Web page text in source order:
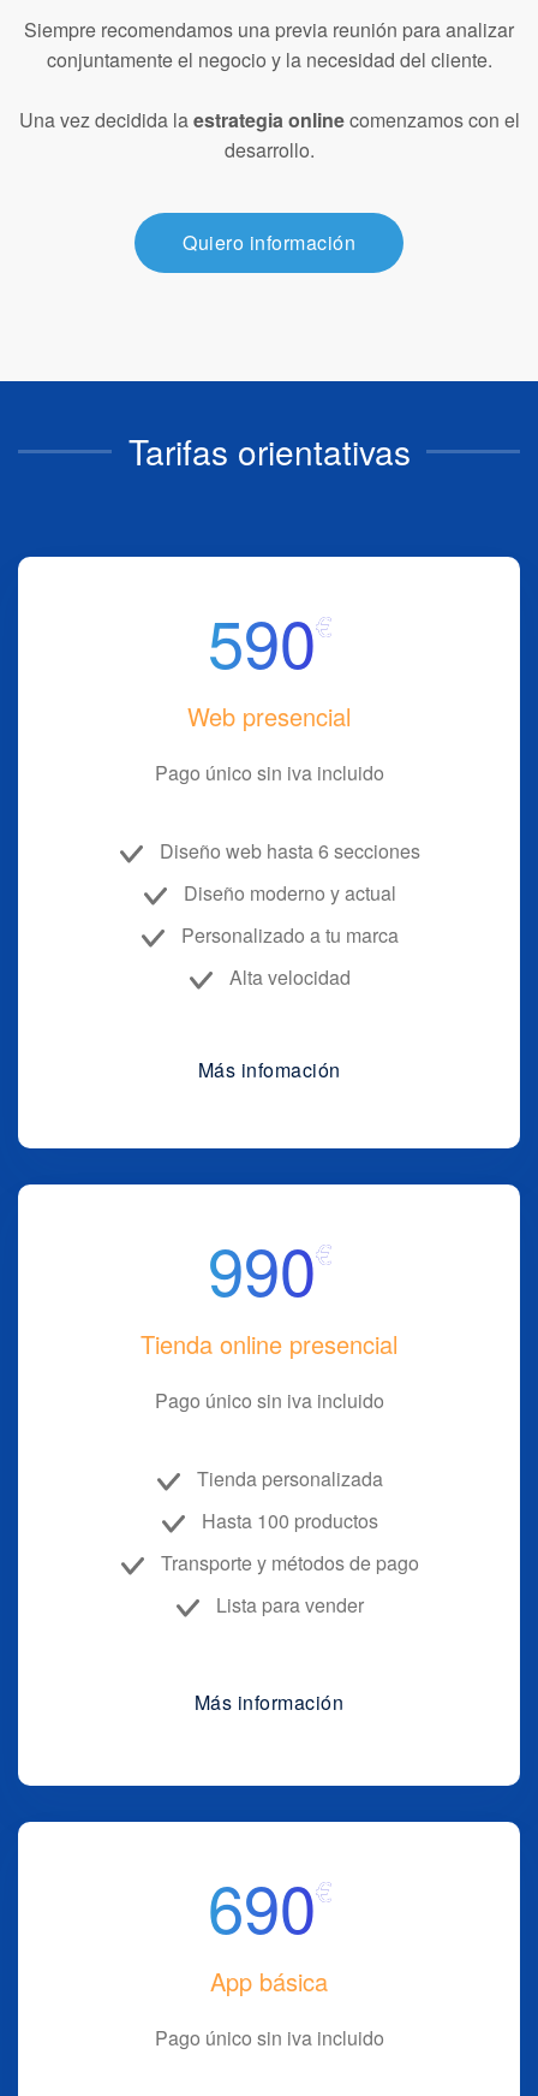
Siempre recomendamos una previa reunión para analizar
conjuntamente el negocio y la necesidad del cliente.
Una vez decidida laestrategia onlinecomenzamos con el
desarrollo.
Quiero información
Tarifas orientativas
590€
Web presencial
Pago único sin iva incluido
Diseño web hasta 6 secciones
Diseño moderno y actual
Personalizado a tu marca
Alta velocidad
Más infomación
990€
Tienda online presencial
Pago único sin iva incluido
Tienda personalizada
Hasta 100 productos
Transporte y métodos de pago
Lista para vender
Más información
690€
App básica
Pago único sin iva incluido